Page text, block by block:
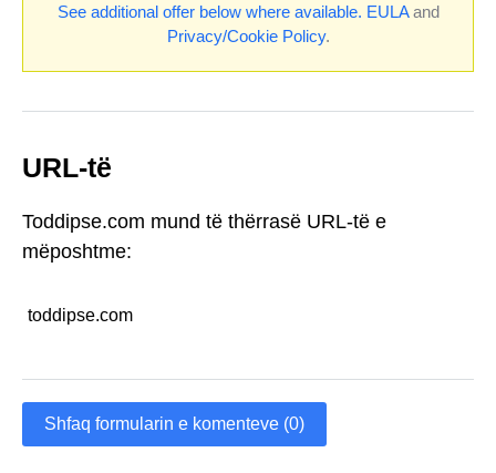
See additional offer below where available. EULAand
Privacy/Cookie Policy.
URL-të
Toddipse.com mund të thërrasë URL-të e
mëposhtme:
toddipse.com
Shfaq formularin e komenteve (0)